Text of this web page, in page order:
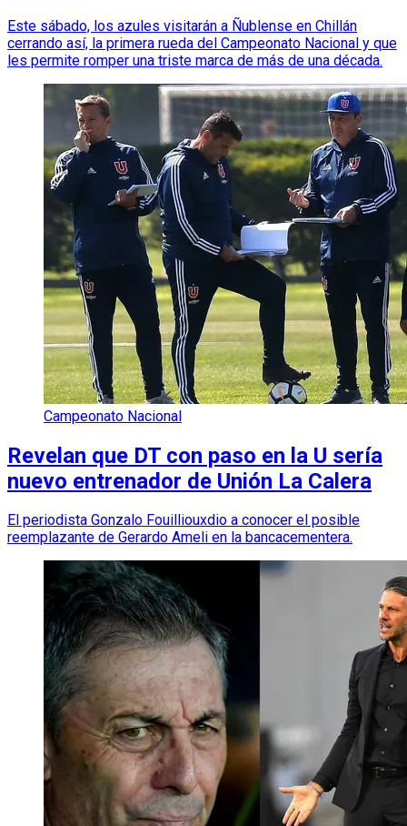
Este sábado, los azules visitarán a Ñublense en Chillán
cerrando así, la primera rueda del Campeonato Nacional y que
les permite romper una triste marca de más de una década.
Campeonato Nacional
Revelan que DT con paso en la U sería
nuevo entrenador de Unión La Calera
El periodista Gonzalo Fouilliouxdio a conocer el posible
reemplazante de Gerardo Ameli en la bancacementera.